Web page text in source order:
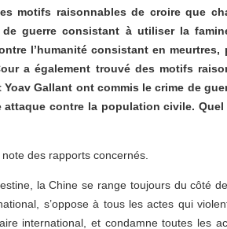
motifs raisonnables de croire que
guerre consistant à utiliser la
l’humanité consistant en meurtres,
a également trouvé des motifs
Yoav Gallant ont commis le crime de
contre la population civile. Quel
des rapports concernés.
la Chine se range toujours du côté
s’oppose à tous les actes qui
international, et condamne toutes les